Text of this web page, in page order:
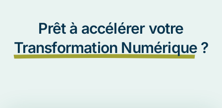
Prêt à accélérer votre
Transformation Numérique ?